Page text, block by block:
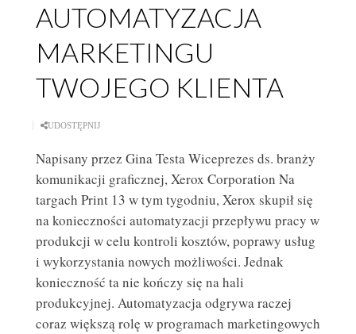
AUTOMATYZACJA
MARKETINGU
TWOJEGO KLIENTA
UDOSTĘPNIJ
Napisany przez Gina Testa Wiceprezes ds. branży
komunikacji graficznej, Xerox Corporation Na
targach Print 13 w tym tygodniu, Xerox skupił się
na konieczności automatyzacji przepływu pracy w
produkcji w celu kontroli kosztów, poprawy usług
i wykorzystania nowych możliwości. Jednak
konieczność ta nie kończy się na hali
produkcyjnej. Automatyzacja odgrywa raczej
coraz większą rolę w programach marketingowych